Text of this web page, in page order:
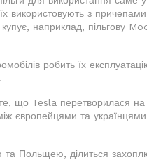
використовують з
наприклад, пільгову
робить їх
що Tesla перетворилася на
європейцями та
та Польщею, ділиться